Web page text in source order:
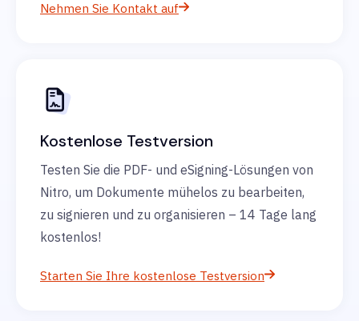
Nehmen Sie Kontakt auf
Kostenlose Testversion
Testen Sie die PDF- und eSigning-Lösungen von
Nitro, um Dokumente mühelos zu bearbeiten,
zu signieren und zu organisieren – 14 Tage lang
kostenlos!
Starten Sie Ihre kostenlose Testversion